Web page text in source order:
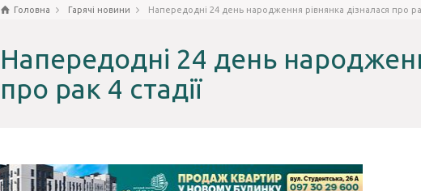
Головна Гарячі новини Напередодні 24 день народження рівнянка дізналася про
Напередодні 24 день
про рак 4 стадії